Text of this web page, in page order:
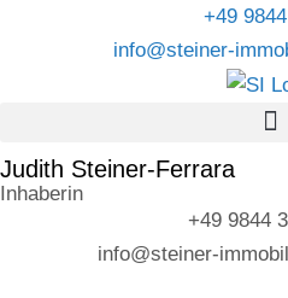
+49
info@steiner-
Judith Steiner-Ferrara
Inhaberin
+49 9844
info@steiner-